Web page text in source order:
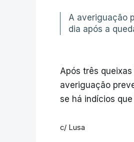
A averiguação
dia após a
Após três
averiguação
se há indícios
c/ Lusa